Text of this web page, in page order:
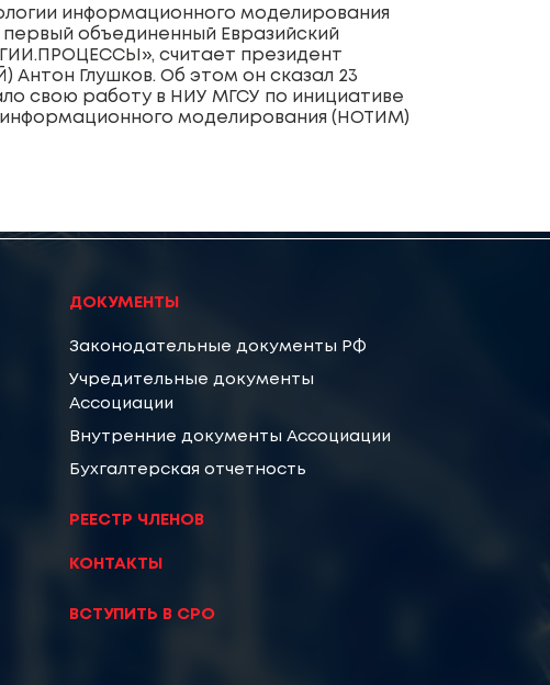
информационного моделирования
объединенный Евразийский
считает президент
Глушков. Об этом он сказал 23
свою работу в НИУ МГСУ по инициативе
моделирования (НОТИМ)
ДОКУМЕНТЫ
Законодательные документы РФ
Учредительные документы
Ассоциации
Внутренние документы Ассоциации
Бухгалтерская отчетность
РЕЕСТР ЧЛЕНОВ
КОНТАКТЫ
ВСТУПИТЬ В СРО